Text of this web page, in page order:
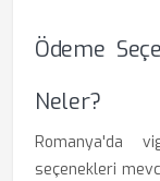
Ödeme
Neler?
Romanya'da
seçenekleri